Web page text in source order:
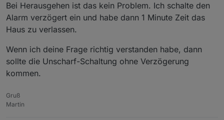
Bei Herausgehen ist das kein Problem. Ich schalte den
Alarm verzögert ein und habe dann 1 Minute Zeit das
Haus zu verlassen.
Wenn ich deine Frage richtig verstanden habe, dann
sollte die Unscharf-Schaltung ohne Verzögerung
kommen.
Gruß
Martin